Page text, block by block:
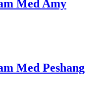
Med Amy
Med Peshang